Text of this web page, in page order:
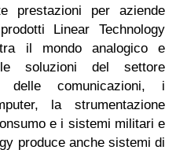
prestazioni per aziende
Linear Technology
il mondo analogico e
soluzioni del settore
delle comunicazioni, i
la strumentazione
e i sistemi militari e
produce anche sistemi di